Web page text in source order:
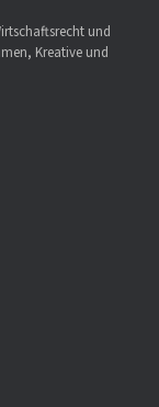
und
Kreative und